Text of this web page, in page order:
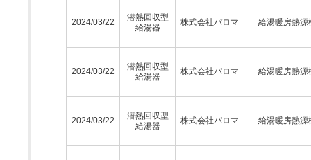
2024/03/22
潜熱回収型
給湯器
株式会社パロマ 給湯暖房熱源
2024/03/22
潜熱回収型
給湯器
株式会社パロマ 給湯暖房熱源
2024/03/22
潜熱回収型
給湯器
株式会社パロマ 給湯暖房熱源